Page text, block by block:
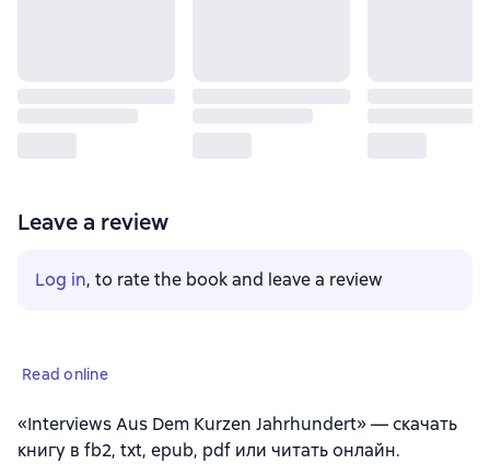
Leave a review
Log in, to rate the book and leave a review
Read online
«Interviews Aus Dem Kurzen Jahrhundert» — скачать
книгу в fb2, txt, epub, pdf или читать онлайн.